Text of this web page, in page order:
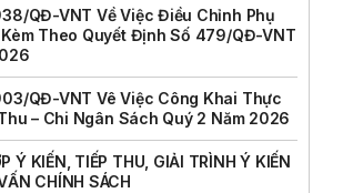
QĐ-VNT Về Việc Điều Chỉnh Phụ
Theo Quyết Định Số 479/QĐ-VNT
QĐ-VNT Vê Việc Công Khai Thực
– Chi Ngân Sách Quý 2 Năm 2026
Ý KIẾN, TIẾP THU, GIẢI TRÌNH Ý KIẾN
CHÍNH SÁCH